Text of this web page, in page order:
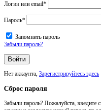
Логин или email*
Пароль*
Запомнить пароль
Забыли пароль?
Нет аккаунта, Зарегистрируйтесь здесь
Сброс пароля
Забыли пароль? Пожалуйста, введите